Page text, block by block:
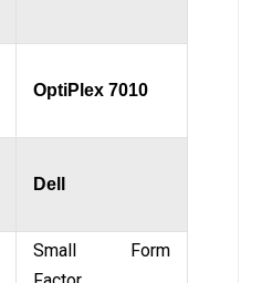
OptiPlex 7010
Dell
Small Form